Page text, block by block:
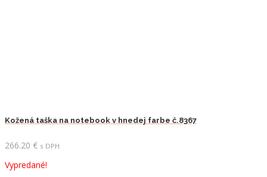
Kožená taška na notebook v hnedej farbe č.8367
266.20 € s DPH
Vypredané!